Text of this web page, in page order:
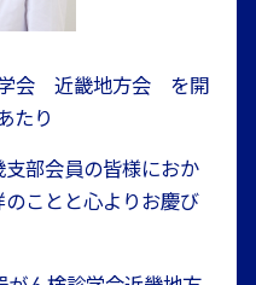
学会 近畿地方会 を開
たり
部会員の皆様におか
ことと心よりお慶び